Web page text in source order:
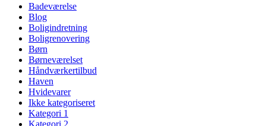
Badeværelse
Blog
Boligindretning
Boligrenovering
Børn
Børneværelset
Håndværkertilbud
Haven
Hvidevarer
Ikke kategoriseret
Kategori 1
Kategori 2